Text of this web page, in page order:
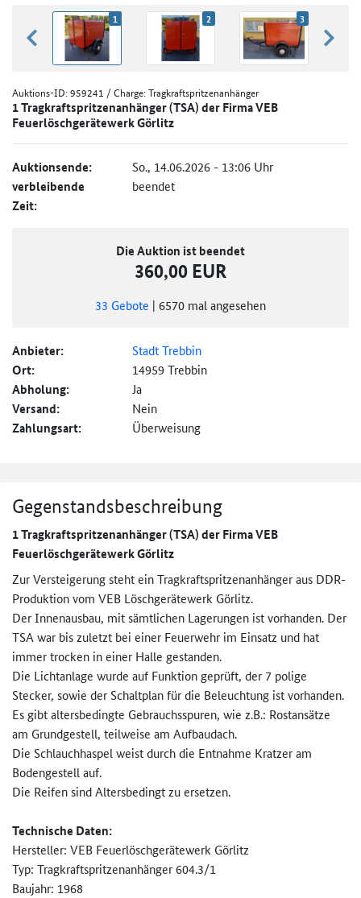
zurück blättern
1 2 3
Auktions-ID:959241 / Charge: Tragkraftspritzenanhänger
1 Tragkraftspritzenanhänger (TSA) der Firma VEB
Feuerlöschgerätewerk Görlitz
Auktionsende: So., 14.06.2026 - 13:06 Uhr
verbleibende
Zeit:
beendet
Die Auktion ist beendet
360,00 EUR
33 Gebote | 6570 mal angesehen
Anbieter: Stadt Trebbin
Ort: 14959 Trebbin
Abholung: Ja
Versand: Nein
Zahlungsart: Überweisung
Gegenstandsbeschreibung
1 Tragkraftspritzenanhänger (TSA) der Firma VEB
Feuerlöschgerätewerk Görlitz
Zur Versteigerung steht ein Tragkraftspritzenanhänger aus DDR-
Produktion vom VEB Löschgerätewerk Görlitz.
Der Innenausbau, mit sämtlichen Lagerungen ist vorhanden. Der
TSA war bis zuletzt bei einer Feuerwehr im Einsatz und hat
immer trocken in einer Halle gestanden.
Die Lichtanlage wurde auf Funktion geprüft, der 7 polige
Stecker, sowie der Schaltplan für die Beleuchtung ist vorhanden.
Es gibt altersbedingte Gebrauchsspuren, wie z.B.: Rostansätze
am Grundgestell, teilweise am Aufbaudach.
Die Schlauchhaspel weist durch die Entnahme Kratzer am
Bodengestell auf.
Die Reifen sind Altersbedingt zu ersetzen.
Technische Daten:
Hersteller: VEB Feuerlöschgerätewerk Görlitz
Typ: Tragkraftspritzenanhänger 604.3/1
Baujahr: 1968